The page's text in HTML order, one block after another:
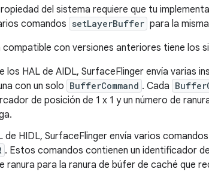
del sistema requiere que tu
comandos setLayerBuffer para la
compatible con versiones anteriores tiene los
los HAL de AIDL, SurfaceFlinger envía varias
con un solo BufferCommand . Cada
de posición de 1 x 1 y un número de
de HIDL, SurfaceFlinger envía varios comandos
. Estos comandos contienen un identificador
ranura para la ranura de búfer de caché que